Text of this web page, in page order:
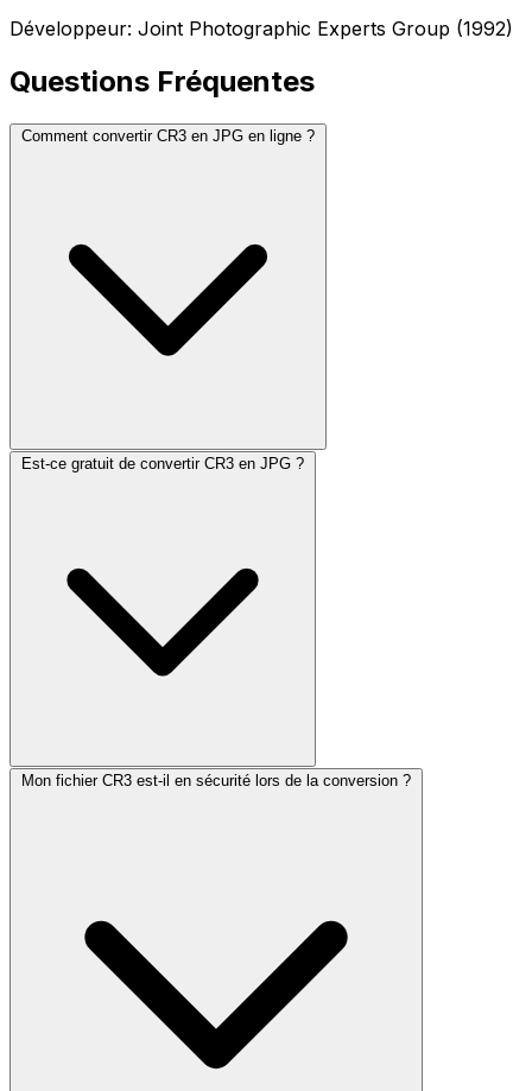
Développeur: Joint Photographic Experts Group (1992)
Questions Fréquentes
Comment convertir CR3 en JPG en ligne ?
Est-ce gratuit de convertir CR3 en JPG ?
Mon fichier CR3 est-il en sécurité lors de la conversion ?